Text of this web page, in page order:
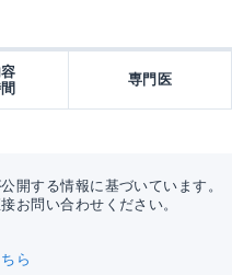
専門医
開する情報に基づいています。
お問い合わせください。
ら